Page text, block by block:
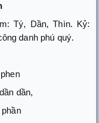
Tý, Dần, Thìn. Kỷ:
danh phú quý.
dần,